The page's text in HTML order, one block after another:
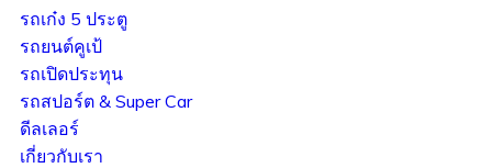
รถเก๋ง 5 ประตู
รถยนต์คูเป้
รถเปิดประทุน
รถสปอร์ต & Super Car
ดีลเลอร์
เกี่ยวกับเรา